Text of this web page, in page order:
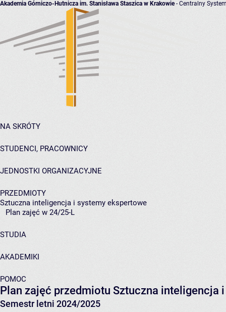
Akademia Górniczo-Hutnicza im. Stanisława Staszica w Krakowie- Centralny
NA SKRÓTY
STUDENCI, PRACOWNICY
JEDNOSTKI ORGANIZACYJNE
PRZEDMIOTY
Sztuczna inteligencja i systemy ekspertowe
Plan zajęć w 24/25-L
STUDIA
AKADEMIKI
POMOC
Plan zajęć przedmiotu Sztuczna inteligencja
Semestr letni 2024/2025